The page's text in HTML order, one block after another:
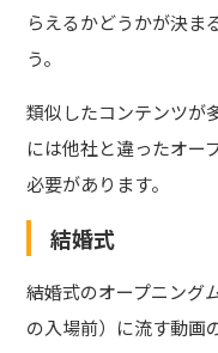
らえるかどうかが決ま
う。
類似したコンテンツが
には他社と違ったオー
必要があります。
結婚式
結婚式のオープニング
の入場前）に流す動画